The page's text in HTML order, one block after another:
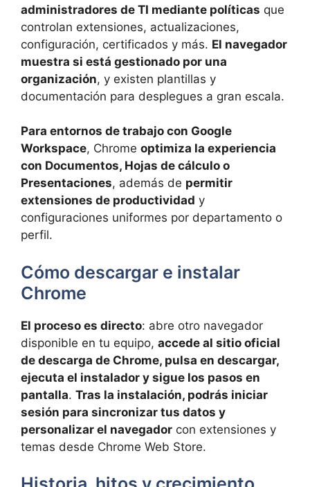
administradores de TI mediante políticas que
controlan extensiones, actualizaciones,
configuración, certificados y más. El navegador
muestra si está gestionado por una
organización, y existen plantillas y
documentación para desplegues a gran escala.
Para entornos de trabajo con Google
Workspace, Chrome optimiza la experiencia
con Documentos, Hojas de cálculo o
Presentaciones, además de permitir
extensiones de productividad y
configuraciones uniformes por departamento o
perfil.
Cómo descargar e instalar
Chrome
El proceso es directo: abre otro navegador
disponible en tu equipo, accede al sitio oficial
de descarga de Chrome, pulsa en descargar,
ejecuta el instalador y sigue los pasos en
pantalla. Tras la instalación, podrás iniciar
sesión para sincronizar tus datos y
personalizar el navegador con extensiones y
temas desde Chrome Web Store.